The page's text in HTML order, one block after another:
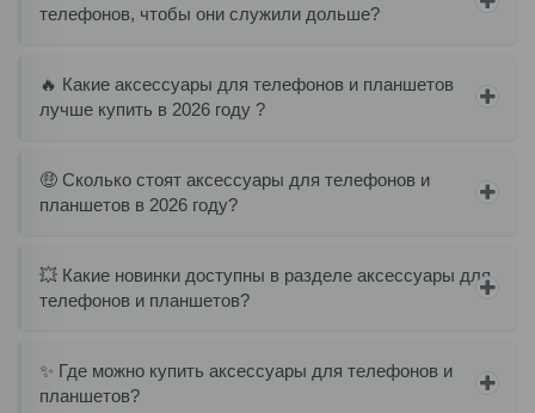
телефонов, чтобы они служили дольше?
🔥 Какие аксессуары для телефонов и планшетов
лучше купить в 2026 году ?
🤑 Сколько стоят аксессуары для телефонов и
планшетов в 2026 году?
💥 Какие новинки доступны в разделе аксессуары для
телефонов и планшетов?
✨ Где можно купить аксессуары для телефонов и
планшетов?